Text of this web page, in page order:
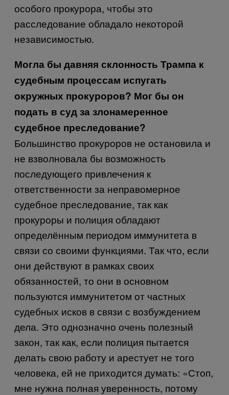
особого прокурора, чтобы это
расследование обладало некоторой
независимостью.
Могла бы давняя склонность Трампа к
судебным процессам испугать
окружных прокуроров? Мог бы он
подать в суд за злонамеренное
судебное преследование?
Большинство прокуроров не остановила и
не взволновала бы возможность
последующего привлечения к
ответственности за неправомерное
судебное преследование, так как
прокуроры и полиция обладают
определённым периодом иммунитета в
связи со своими функциями. Так что, если
они действуют в рамках своих
обязанностей, то они в основном
пользуются иммунитетом от частных
судебных исков в связи с возбуждением
дела. Это однозначно очень полезный
закон, так как, если полиция пытается
делать свою работу и арестует не того
человека, ей не приходится думать: «Стоп,
мне нужна полная уверенность, потому